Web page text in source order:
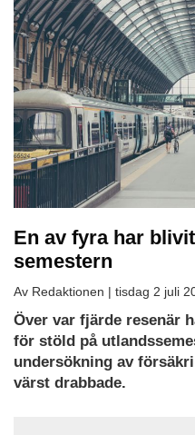
En av fyra har
semestern
Av Redaktionen | tisdag 2 juli
Över var fjärde resenär
för stöld på
undersökning av
värst drabbade.